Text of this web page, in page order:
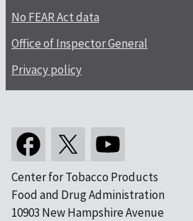
No FEAR Act data
Office of Inspector General
Privacy policy
Center for Tobacco Products
Food and Drug Administration
10903 New Hampshire Avenue